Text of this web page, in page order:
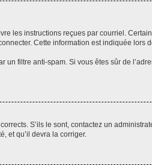
les instructions reçues par courriel.
Cette information est indiquée lors
filtre anti-spam. Si vous êtes sûr de
S’ils le sont, contactez un
et qu’il devra la corriger.